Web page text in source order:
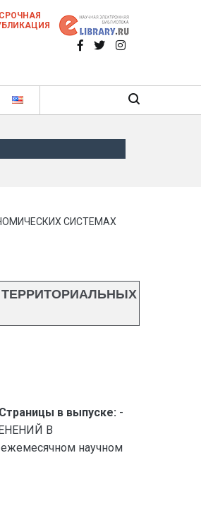
ежемесячном научном
СРОЧНАЯ
СИСТЕМАХ
Страницы в выпуске: -
В
научном